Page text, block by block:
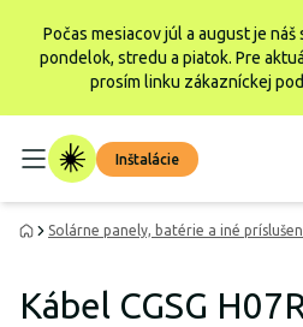
Počas mesiacov júl a august je
pondelok, stredu a piatok. Pre
prosím linku zákazníckej
Inštalácie
Solárne panely, batérie a iné
Kábel CGSG